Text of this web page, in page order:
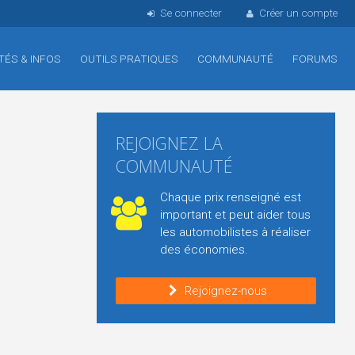
Se connecter Créer un compte
& INFOS OUTILS PRATIQUES COMMUNAUTÉ FORUMS
REJOIGNEZ LA
COMMUNAUTÉ
Chaque prix renseigné est
important et peut aider tous
les automobilistes à réaliser
des économies.
Rejoignez-nous